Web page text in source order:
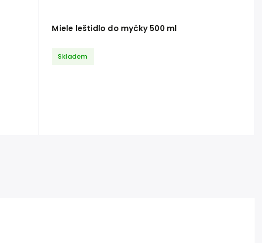
Miele leštidlo do myčky 500 ml
Skladem